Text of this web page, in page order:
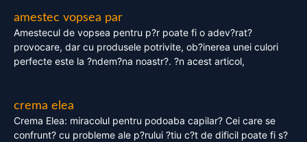
amestec vopsea par
Amestecul de vopsea pentru p?r poate fi o adev?rat?
provocare, dar cu produsele potrivite, ob?inerea unei culori
perfecte este la ?ndem?na noastr?. ?n acest articol,
crema elea
Crema Elea: miracolul pentru podoaba capilar? Cei care se
confrunt? cu probleme ale p?rului ?tiu c?t de dificil poate fi s?